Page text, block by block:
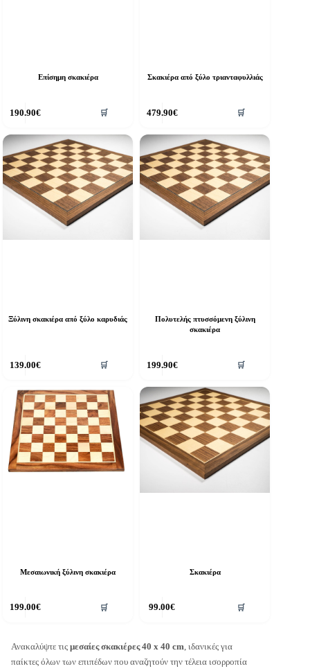
Επίσημη σκακιέρα
190.90€ 🛒
Σκακιέρα από ξύλο τριανταφυλλιάς
479.90€ 🛒
Ξύλινη σκακιέρα από ξύλο καρυδιάς
139.00€ 🛒
Πολυτελής πτυσσόμενη ξύλινη
σκακιέρα
199.90€ 🛒
Μεσαιωνική ξύλινη σκακιέρα
199.00€ 🛒
Σκακιέρα
99.00€ 🛒
Ανακαλύψτε τις μεσαίες σκακιέρες 40 x 40 cm , ιδανικές για
παίκτες όλων των επιπέδων που αναζητούν την τέλεια ισορροπία